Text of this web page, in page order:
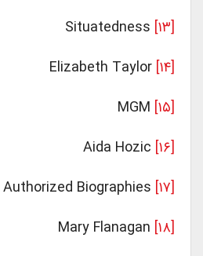
Situatedness
Elizabeth Taylor
MGM
Aida Hozic
Authorized Biographies
Mary Flanagan